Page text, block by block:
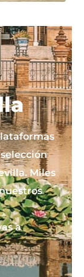
Miles
a